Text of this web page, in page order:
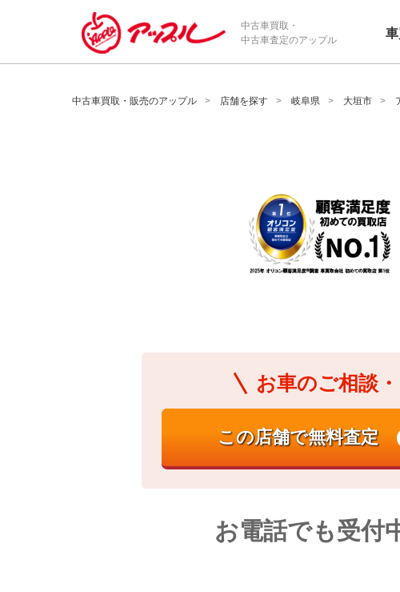
/*ABテスト_新規査定フォームの為のCVボタン*/
中古車買取・
中古車査定のアップル
中古車買取・販売のアップル 店舗を探す 岐阜県 大垣市
お車のご相談・
お電話でも受付